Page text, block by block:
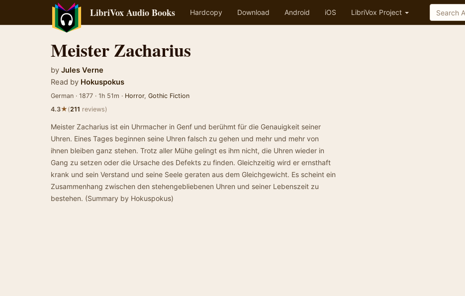
LibriVox Audio Books Hardcopy Download Android iOS LibriVox Project
Meister Zacharius
by Jules Verne
Read by Hokuspokus
German · 1877 · 1h 51m · Horror, Gothic Fiction
4.3★(211 reviews)
Meister Zacharius ist ein Uhrmacher in Genf und berühmt für die Genauigkeit seiner
Uhren. Eines Tages beginnen seine Uhren falsch zu gehen und mehr und mehr von
ihnen bleiben ganz stehen. Trotz aller Mühe gelingt es ihm nicht, die Uhren wieder in
Gang zu setzen oder die Ursache des Defekts zu finden. Gleichzeitig wird er ernsthaft
krank und sein Verstand und seine Seele geraten aus dem Gleichgewicht. Es scheint ein
Zusammenhang zwischen den stehengebliebenen Uhren und seiner Lebenszeit zu
bestehen. (Summary by Hokuspokus)